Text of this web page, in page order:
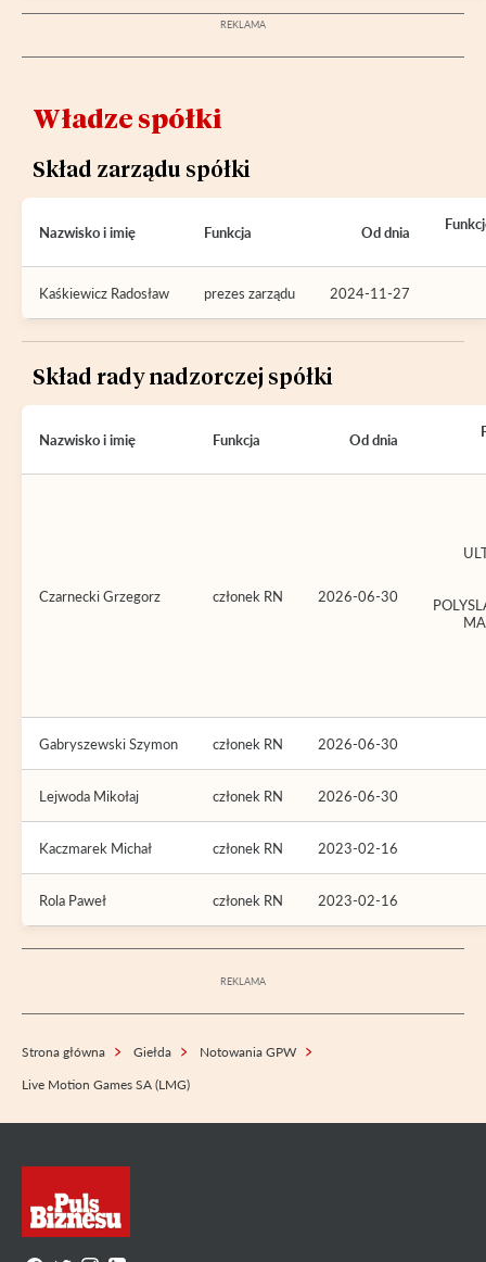
Władze spółki
Skład zarządu spółki
Nazwisko i imię Funkcja Od dnia
Kaśkiewicz Radosław prezes zarządu 2024-11-27
Skład rady nadzorczej spółki
Nazwisko i imię Funkcja Od dnia
Czarnecki Grzegorz członek RN 2026-06-30
Gabryszewski Szymon członek RN 2026-06-30
Lejwoda Mikołaj członek RN 2026-06-30
Kaczmarek Michał członek RN 2023-02-16
Rola Paweł członek RN 2023-02-16
Strona główna Giełda
Notowania GPW
Live Motion Games SA (LMG)